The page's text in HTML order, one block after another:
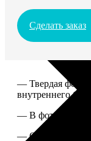
Сделать заказ
— Твердая
внутреннего
— В фотокниге
— Страницы